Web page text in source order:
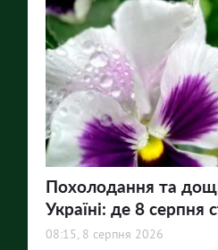
Похолодання та
Україні: де 8 серпня
08:15, 8 серпня 2026